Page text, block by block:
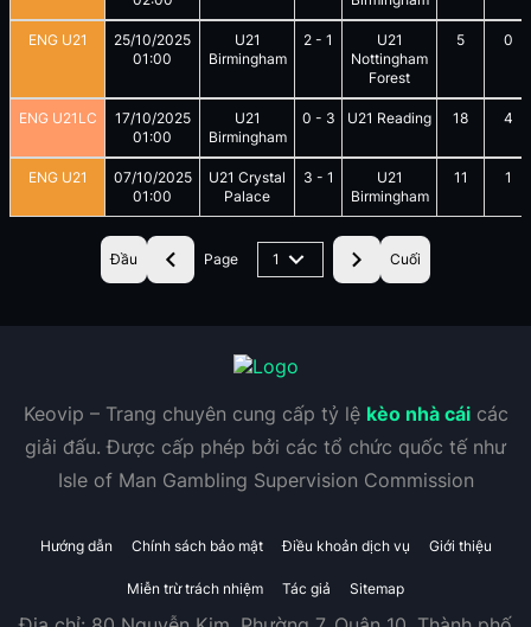
ENG U21
25/10/2025
01:00
U21
Birmingham
2 - 1
U21
Nottingham
Forest
5 0
ENG U21LC
17/10/2025
01:00
U21
Birmingham
0 - 3 U21 Reading 18 4
ENG U21
07/10/2025
01:00
U21 Crystal
Palace
3 - 1
U21
Birmingham
11 1
Đầu Page 1 Cuối
Keovip – Trang chuyên cung cấp tỷ lệ kèo nhà cáicác
giải đấu. Được cấp phép bởi các tổ chức quốc tế như
Isle of Man Gambling Supervision Commission
Hướng dẫn Chính sách bảo mật Điều khoản dịch vụ Giới thiệu
Miễn trừ trách nhiệm Tác giả Sitemap